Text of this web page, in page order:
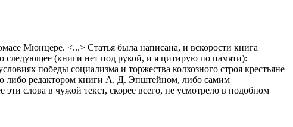
Мюнцере. <...> Статья была написана, и вскорости книга
следующее (книги нет под рукой, и я цитирую по памяти):
победы социализма и торжества колхозного строя крестьяне
либо редактором книги А. Д. Эпштейном, либо самим
слова в чужой текст, скорее всего, не усмотрело в подобном